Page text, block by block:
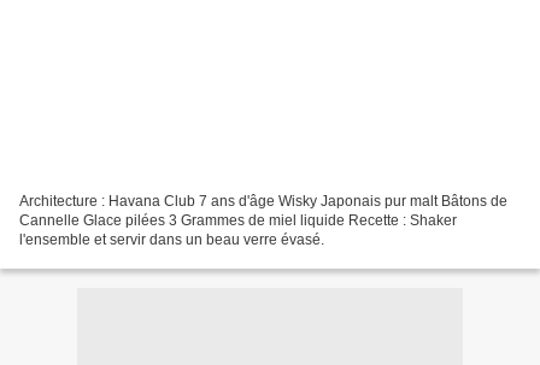
Architecture : Havana Club 7 ans d'âge Wisky Japonais pur malt Bâtons de
Cannelle Glace pilées 3 Grammes de miel liquide Recette : Shaker
l'ensemble et servir dans un beau verre évasé.